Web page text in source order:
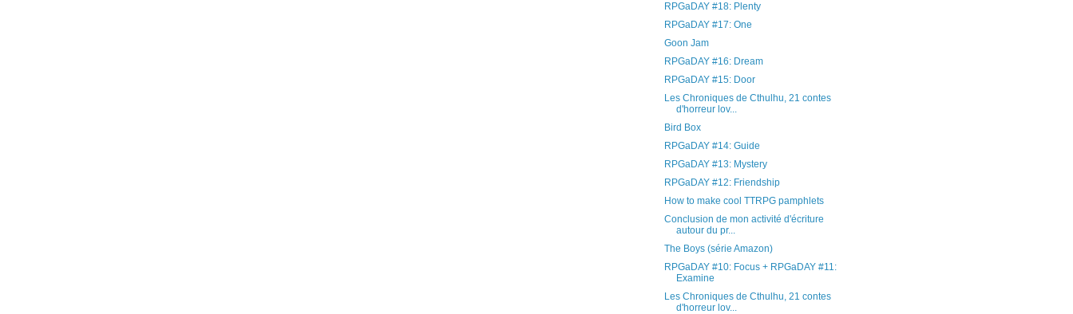
RPGaDAY #18: Plenty
RPGaDAY #17: One
Goon Jam
RPGaDAY #16: Dream
RPGaDAY #15: Door
Les Chroniques de Cthulhu, 21 contes
d'horreur lov...
Bird Box
RPGaDAY #14: Guide
RPGaDAY #13: Mystery
RPGaDAY #12: Friendship
How to make cool TTRPG pamphlets
Conclusion de mon activité d'écriture
autour du pr...
The Boys (série Amazon)
RPGaDAY #10: Focus + RPGaDAY #11:
Examine
Les Chroniques de Cthulhu, 21 contes
d'horreur lov...